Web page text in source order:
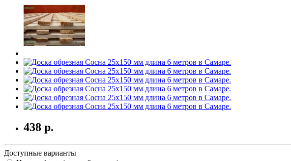
438 р.
Доступные варианты